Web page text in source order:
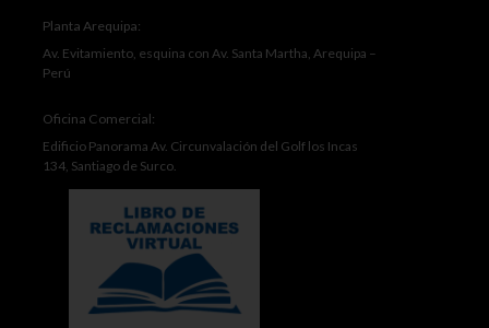
Planta Arequipa:
Av. Evitamiento, esquina con Av. Santa Martha, Arequipa –
Perú
Oficina Comercial:
Edificio Panorama Av. Circunvalación del Golf los Incas
134, Santiago de Surco.